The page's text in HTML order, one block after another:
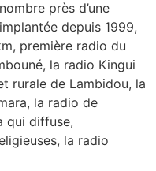
près d’une
depuis 1999,
première radio du
la radio Kingui
rurale de Lambidou, la
la radio de
qui diffuse,
la radio